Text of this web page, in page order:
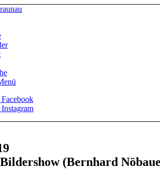
(Bernhard